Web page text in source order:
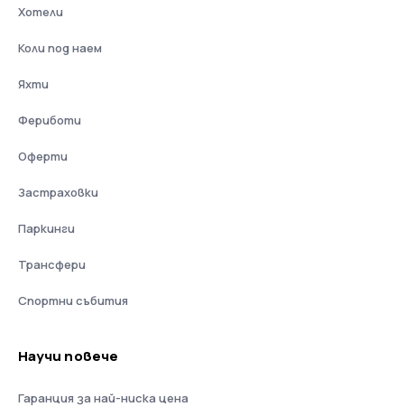
Хотели
Коли под наем
Яхти
Фериботи
Оферти
Застраховки
Паркинги
Трансфери
Спортни събития
Научи повече
Гаранция за най-ниска цена